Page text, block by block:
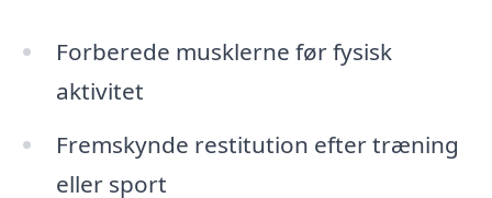
Forberede musklerne før fysisk
aktivitet
Fremskynde restitution efter træning
eller sport